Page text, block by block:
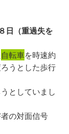
日（重過失を
自転車を時速約
うとした歩行
としていまし
の対面信号